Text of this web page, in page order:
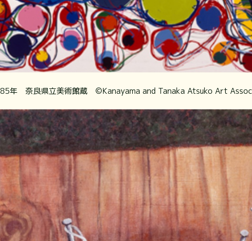
年 奈良県立美術館蔵 ©Kanayama and Tanaka Atsuko Art